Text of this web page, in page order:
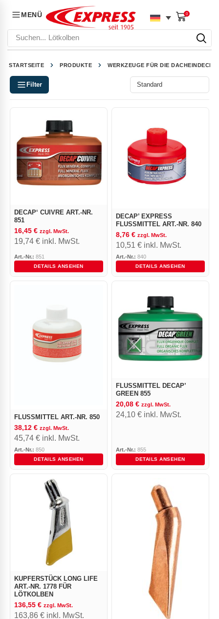
MENÜ 0
Suchen... Lötkolben
STARTSEITE PRODUKTE WERKZEUGE FÜR DIE
Filter
DECAP‘ CUIVRE ART.-NR.
851
16,45 € zzgl. MwSt.
19,74 € inkl. MwSt.
Art.-Nr.: 851
DETAILS ANSEHEN
DECAP’ EXPRESS
FLUSSMITTEL ART.-NR. 840
8,76 € zzgl. MwSt.
10,51 € inkl. MwSt.
Art.-Nr.: 840
DETAILS ANSEHEN
FLUSSMITTEL ART.-NR. 850
38,12 € zzgl. MwSt.
45,74 € inkl. MwSt.
Art.-Nr.: 850
DETAILS ANSEHEN
FLUSSMITTEL DECAP’
GREEN 855
20,08 € zzgl. MwSt.
24,10 € inkl. MwSt.
Art.-Nr.: 855
DETAILS ANSEHEN
KUPFERSTÜCK LONG LIFE
ART.-NR. 1778 FÜR
LÖTKOLBEN
136,55 € zzgl. MwSt.
163,86 € inkl. MwSt.